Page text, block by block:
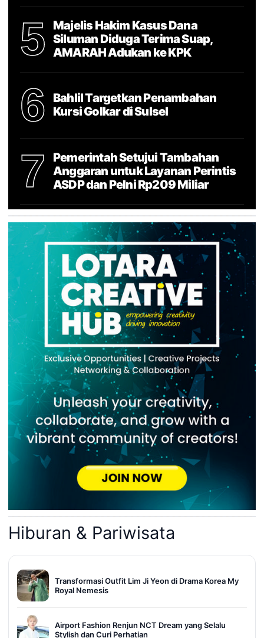
5
Majelis Hakim Kasus Dana
Siluman Diduga Terima Suap,
AMARAH Adukan ke KPK
6
Bahlil Targetkan Penambahan
Kursi Golkar di Sulsel
7
Pemerintah Setujui Tambahan
Anggaran untuk Layanan Perintis
ASDP dan Pelni Rp209 Miliar
Hiburan & Pariwisata
Transformasi Outfit Lim Ji Yeon di Drama Korea My
Royal Nemesis
Airport Fashion Renjun NCT Dream yang Selalu
Stylish dan Curi Perhatian